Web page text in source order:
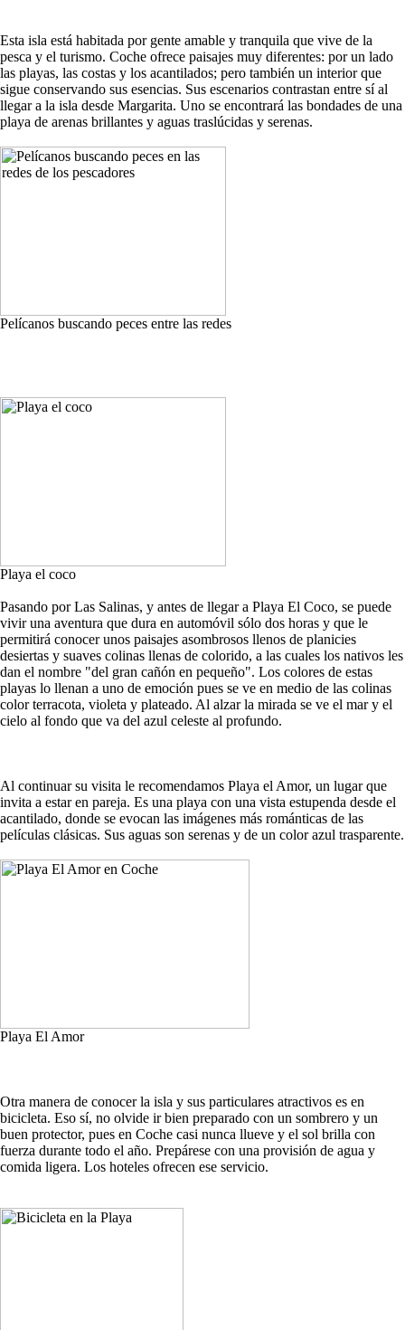
Esta isla está habitada por gente amable y tranquila que vive de la
pesca y el turismo. Coche ofrece paisajes muy diferentes: por un lado
las playas, las costas y los acantilados; pero también un interior que
sigue conservando sus esencias. Sus escenarios contrastan entre sí al
llegar a la isla desde Margarita. Uno se encontrará las bondades de una
playa de arenas brillantes y aguas traslúcidas y serenas.
Pelícanos buscando peces entre las redes
Playa el coco
Pasando por Las Salinas, y antes de llegar a Playa El Coco, se puede
vivir una aventura que dura en automóvil sólo dos horas y que le
permitirá conocer unos paisajes asombrosos llenos de planicies
desiertas y suaves colinas llenas de colorido, a las cuales los nativos les
dan el nombre "del gran cañón en pequeño". Los colores de estas
playas lo llenan a uno de emoción pues se ve en medio de las colinas
color terracota, violeta y plateado. Al alzar la mirada se ve el mar y el
cielo al fondo que va del azul celeste al profundo.
Al continuar su visita le recomendamos Playa el Amor, un lugar que
invita a estar en pareja. Es una playa con una vista estupenda desde el
acantilado, donde se evocan las imágenes más románticas de las
películas clásicas. Sus aguas son serenas y de un color azul trasparente.
Playa El Amor
Otra manera de conocer la isla y sus particulares atractivos es en
bicicleta. Eso sí, no olvide ir bien preparado con un sombrero y un
buen protector, pues en Coche casi nunca llueve y el sol brilla con
fuerza durante todo el año. Prepárese con una provisión de agua y
comida ligera. Los hoteles ofrecen ese servicio.